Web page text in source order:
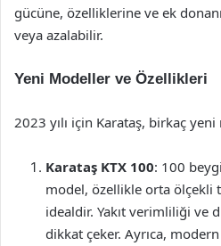
gücüne, özelliklerine ve ek
veya azalabilir.
Yeni Modeller ve Özellikleri
2023 yılı için Karataş, birkaç yeni
Karataş KTX 100: 100
model, özellikle orta ölçekli
idealdir. Yakıt verimliliği ve
dikkat çeker. Ayrıca,